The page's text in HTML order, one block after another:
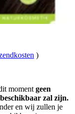
)
moment geen
zal zijn.
en wij zullen je